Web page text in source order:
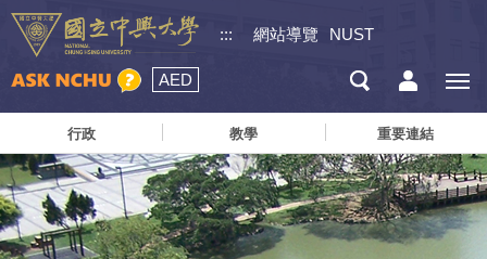
::: 網站導覽 NUST
AED
行政 教學 重要連結